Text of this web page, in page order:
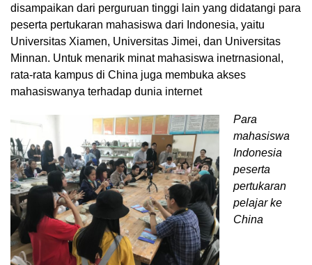
disampaikan dari perguruan tinggi lain yang didatangi para
peserta pertukaran mahasiswa dari Indonesia, yaitu
Universitas Xiamen, Universitas Jimei, dan Universitas
Minnan. Untuk menarik minat mahasiswa inetrnasional,
rata-rata kampus di China juga membuka akses
mahasiswanya terhadap dunia internet
Para
mahasiswa
Indonesia
peserta
pertukaran
pelajar ke
China